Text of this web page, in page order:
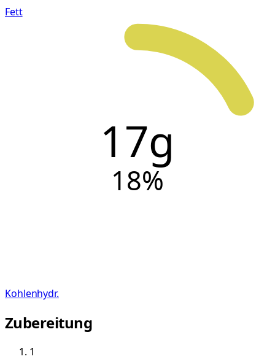
Fett
17g
18%
Kohlenhydr.
Zubereitung
1